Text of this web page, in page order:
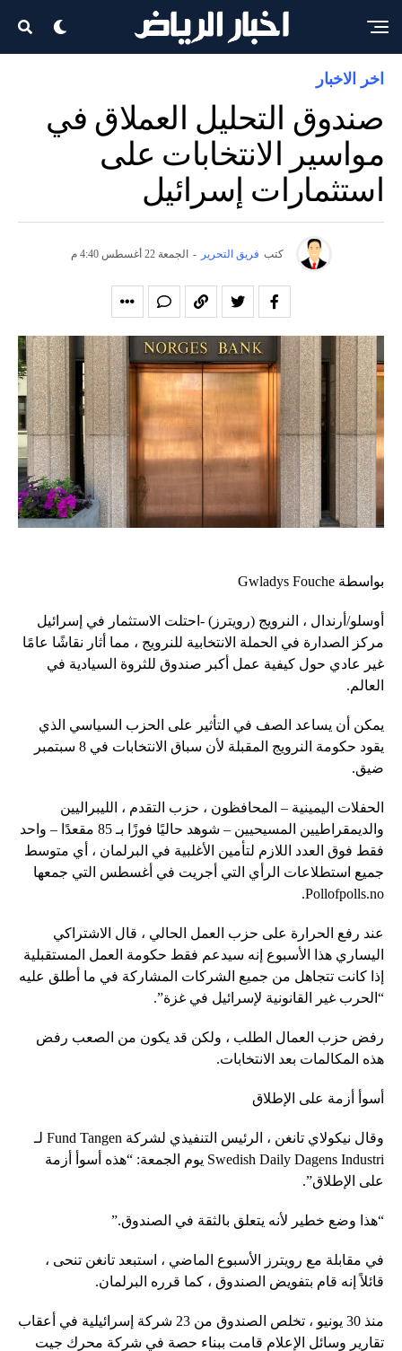
اخر الاخبار
صندوق التحليل العملاق في
مواسير الانتخابات على
استثمارات إسرائيل
كتب فريق التحرير - الجمعة 22 أغسطس 4:40 م
بواسطة Gwladys Fouche
أوسلو/أرندال ، النرويج (رويترز) -احتلت الاستثمار في إسرائيل
مركز الصدارة في الحملة الانتخابية للنرويج ، مما أثار نقاشًا عامًا
غير عادي حول كيفية عمل أكبر صندوق للثروة السيادية في
العالم.
يمكن أن يساعد الصف في التأثير على الحزب السياسي الذي
يقود حكومة النرويج المقبلة لأن سباق الانتخابات في 8 سبتمبر
ضيق.
الحفلات اليمينية – المحافظون ، حزب التقدم ، الليبراليين
والديمقراطيين المسيحيين – شوهد حاليًا فوزًا بـ 85 مقعدًا – واحد
فقط فوق العدد اللازم لتأمين الأغلبية في البرلمان ، أي متوسط ​​
جميع استطلاعات الرأي التي أجريت في أغسطس التي جمعها
Pollofpolls.no.
عند رفع الحرارة على حزب العمل الحالي ، قال الاشتراكي
اليساري هذا الأسبوع إنه سيدعم فقط حكومة العمل المستقبلية
إذا كانت تتجاهل من جميع الشركات المشاركة في ما أطلق عليه
“الحرب غير القانونية لإسرائيل في غزة”.
رفض حزب العمال الطلب ، ولكن قد يكون من الصعب رفض
هذه المكالمات بعد الانتخابات.
أسوأ أزمة على الإطلاق
وقال نيكولاي تانغن ، الرئيس التنفيذي لشركة Fund Tangen لـ
Swedish Daily Dagens Industri يوم الجمعة: “هذه أسوأ أزمة
على الإطلاق”.
“هذا وضع خطير لأنه يتعلق بالثقة في الصندوق.”
في مقابلة مع رويترز الأسبوع الماضي ، استبعد تانغن تنحى ،
قائلاً إنه قام بتفويض الصندوق ، كما قرره البرلمان.
منذ 30 يونيو ، تخلص الصندوق من 23 شركة إسرائيلية في أعقاب
تقارير وسائل الإعلام قامت ببناء حصة في شركة محرك جيت